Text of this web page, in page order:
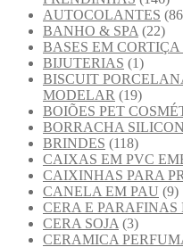
AUTOCOLANTES
BANHO & SPA (22)
BASES EM
BIJUTERIAS (1)
BISCUIT
MODELAR (19)
BOIÕES PET
BORRACHA
BRINDES (118)
CAIXAS EM PVC
CAIXINHAS PARA
CANELA EM PAU (9)
CERA E PARAFINAS
CERA SOJA (3)
CERAMICA